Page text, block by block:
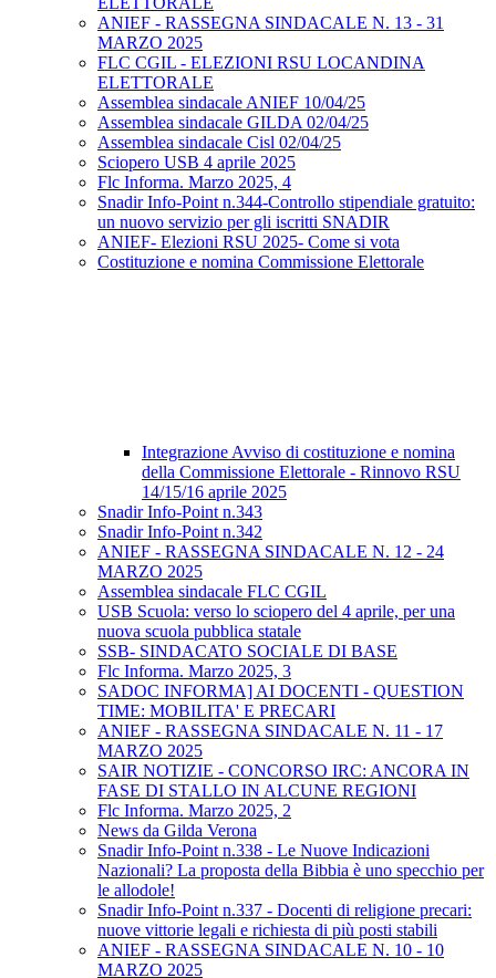
ANIEF - RASSEGNA SINDACALE N. 13 - 31
MARZO 2025
FLC CGIL - ELEZIONI RSU LOCANDINA
ELETTORALE
Assemblea sindacale ANIEF 10/04/25
Assemblea sindacale GILDA 02/04/25
Assemblea sindacale Cisl 02/04/25
Sciopero USB 4 aprile 2025
Flc Informa. Marzo 2025, 4
Snadir Info-Point n.344-Controllo stipendiale gratuito:
un nuovo servizio per gli iscritti SNADIR
ANIEF- Elezioni RSU 2025- Come si vota
Costituzione e nomina Commissione Elettorale
Integrazione Avviso di costituzione e nomina
della Commissione Elettorale - Rinnovo RSU
14/15/16 aprile 2025
Snadir Info-Point n.343
Snadir Info-Point n.342
ANIEF - RASSEGNA SINDACALE N. 12 - 24
MARZO 2025
Assemblea sindacale FLC CGIL
USB Scuola: verso lo sciopero del 4 aprile, per una
nuova scuola pubblica statale
SSB- SINDACATO SOCIALE DI BASE
Flc Informa. Marzo 2025, 3
SADOC INFORMA] AI DOCENTI - QUESTION
TIME: MOBILITA' E PRECARI
ANIEF - RASSEGNA SINDACALE N. 11 - 17
MARZO 2025
SAIR NOTIZIE - CONCORSO IRC: ANCORA IN
FASE DI STALLO IN ALCUNE REGIONI
Flc Informa. Marzo 2025, 2
News da Gilda Verona
Snadir Info-Point n.338 - Le Nuove Indicazioni
Nazionali? La proposta della Bibbia è uno specchio per
le allodole!
Snadir Info-Point n.337 - Docenti di religione precari:
nuove vittorie legali e richiesta di più posti stabili
ANIEF - RASSEGNA SINDACALE N. 10 - 10
MARZO 2025